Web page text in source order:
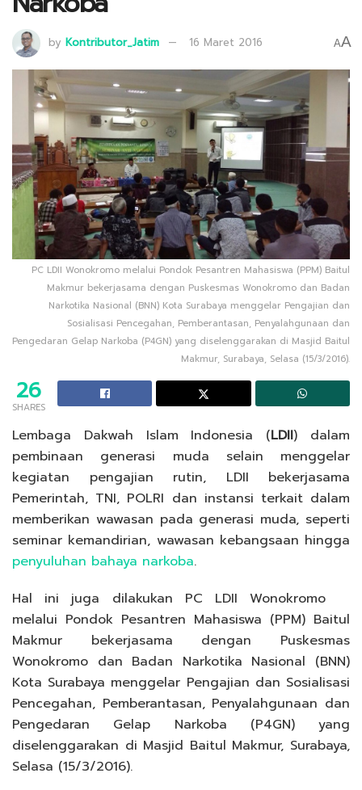
by Kontributor_Jatim 16 Maret 2016 AA
PC LDII Wonokromo melalui Pondok Pesantren Mahasiswa (PPM) Baitul
Makmur bekerjasama dengan Puskesmas Wonokromo dan Badan
Narkotika Nasional (BNN) Kota Surabaya menggelar Pengajian dan
Sosialisasi Pencegahan, Pemberantasan, Penyalahgunaan dan
Pengedaran Gelap Narkoba (P4GN) yang diselenggarakan di Masjid Baitul
Makmur, Surabaya, Selasa (15/3/2016).
26
SHARES
Lembaga Dakwah Islam Indonesia (LDII) dalam
pembinaan generasi muda selain menggelar
kegiatan pengajian rutin, LDII bekerjasama
Pemerintah, TNI, POLRI dan instansi terkait dalam
memberikan wawasan pada generasi muda, seperti
seminar kemandirian, wawasan kebangsaan hingga
penyuluhan bahaya narkoba.
Hal ini juga dilakukan PC LDII Wonokromo
melalui Pondok Pesantren Mahasiswa (PPM) Baitul
Makmur bekerjasama dengan Puskesmas
Wonokromo dan Badan Narkotika Nasional (BNN)
Kota Surabaya menggelar Pengajian dan Sosialisasi
Pencegahan, Pemberantasan, Penyalahgunaan dan
Pengedaran Gelap Narkoba (P4GN) yang
diselenggarakan di Masjid Baitul Makmur, Surabaya,
Selasa (15/3/2016).